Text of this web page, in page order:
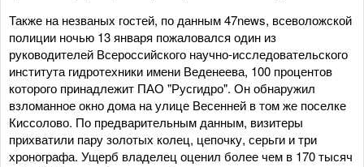
Также на незваных гостей, по данным 47news, всеволожской
полиции ночью 13 января пожаловался один из
руководителей Всероссийского научно-исследовательского
института гидротехники имени Веденеева, 100 процентов
которого принадлежит ПАО "Русгидро". Он обнаружил
взломанное окно дома на улице Весенней в том же поселке
Киссолово. По предварительным данным, визитеры
прихватили пару золотых колец, цепочку, серьги и три
хронографа. Ущерб владелец оценил более чем в 170 тысяч